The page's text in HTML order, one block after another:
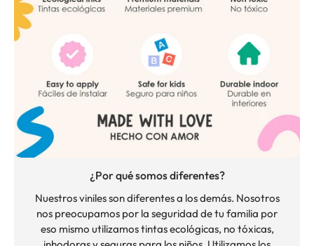
¿Por qué somos diferentes?
Nuestros viniles son diferentes a los demás. Nosotros
nos preocupamos por la seguridad de tu familia por
eso mismo utilizamos tintas ecológicas, no tóxicas,